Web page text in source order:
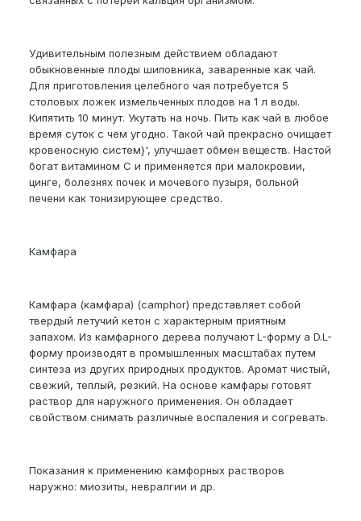
Удивительным полезным действием обладают
обыкновенные плоды шиповника, заваренные как чай.
Для приготовления целебного чая потребуется 5
столовых ложек измельченных плодов на 1 л воды.
Кипятить 10 минут. Укутать на ночь. Пить как чай в любое
время суток с чем угодно. Такой чай прекрасно очищает
кровеносную систем}', улучшает обмен веществ. Настой
богат витамином С и применяется при малокровии,
цинге, болезнях почек и мочевого пузыря, больной
печени как тонизирующее средство.
Камфара
Камфара (камфара) (camphor) представляет собой
твердый летучий кетон с характерным приятным
запахом. Из камфарного дерева получают L-форму а D.L-
форму производят в промышленных масштабах путем
синтеза из других природных продуктов. Аромат чистый,
свежий, теплый, резкий. На основе камфары готовят
раствор для наружного применения. Он обладает
свойством снимать различные воспаления и согревать.
Показания к применению камфорных растворов
наружно: миозиты, невралгии и др.